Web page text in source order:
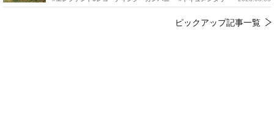
ピックアップ記事一覧